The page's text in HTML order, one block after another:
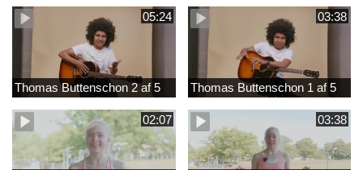
05:24
Thomas Buttenschon 2 af 5
03:38
Thomas Buttenschon 1 af 5
02:07 03:38